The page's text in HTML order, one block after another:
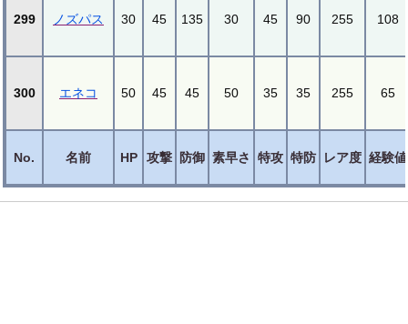
No. 名前 HP 攻撃 防御 素早さ 特攻 特防 レア度 経験値
299 ノズパス 30 45 135 30 45 90 255 108
300 エネコ 50 45 45 50 35 35 255 65